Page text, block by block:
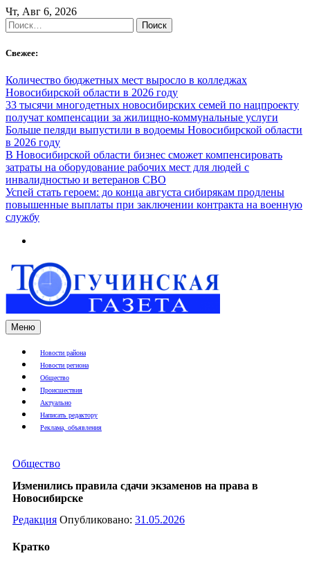
Skip
to
content
Чт, Авг 6, 2026
Найти:
Свежее:
Количество бюджетных мест выросло в колледжах
Новосибирской области в 2026 году
33 тысячи многодетных новосибирских семей по нацпроекту
получат компенсации за жилищно-коммунальные услуги
Больше пеляди выпустили в водоемы Новосибирской области
в 2026 году
В Новосибирской области бизнес сможет компенсировать
затраты на оборудование рабочих мест для людей с
инвалидностью и ветеранов СВО
Успей стать героем: до конца августа сибирякам продлены
повышенные выплаты при заключении контракта на военную
службу
Меню
Новости района
Новости региона
Общество
Происшествия
Актуально
Написать редактору
Реклама, объявления
Общество
Изменились правила сдачи экзаменов на права в
Новосибирске
Редакция Опубликовано: 31.05.2026
Кратко